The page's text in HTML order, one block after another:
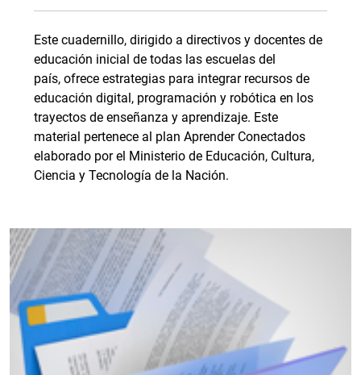
Este cuadernillo, dirigido a directivos y docentes de
educación inicial de todas las escuelas del
país, ofrece estrategias para integrar recursos de
educación digital, programación y robótica en los
trayectos de enseñanza y aprendizaje. Este
material pertenece al plan Aprender Conectados
elaborado por el Ministerio de Educación, Cultura,
Ciencia y Tecnología de la Nación.